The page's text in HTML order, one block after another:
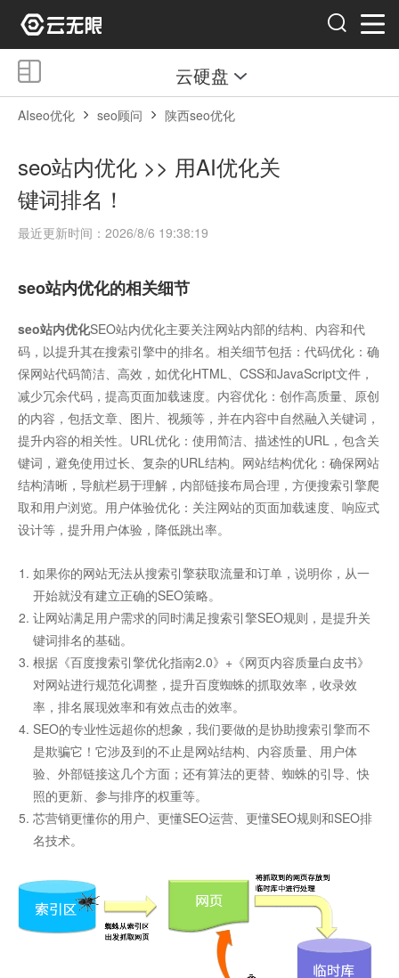
云硬盘
AIseo优化 seo顾问 陕西seo优化
seo站内优化 >> 用AI优化关
键词排名！
最近更新时间：2026/8/6 19:38:19
seo站内优化的相关细节
seo站内优化SEO站内优化主要关注网站内部的结构、内容和代
码，以提升其在搜索引擎中的排名。相关细节包括：代码优化：确
保网站代码简洁、高效，如优化HTML、CSS和JavaScript文件，
减少冗余代码，提高页面加载速度。内容优化：创作高质量、原创
的内容，包括文章、图片、视频等，并在内容中自然融入关键词，
提升内容的相关性。URL优化：使用简洁、描述性的URL，包含关
键词，避免使用过长、复杂的URL结构。网站结构优化：确保网站
结构清晰，导航栏易于理解，内部链接布局合理，方便搜索引擎爬
取和用户浏览。用户体验优化：关注网站的页面加载速度、响应式
设计等，提升用户体验，降低跳出率。
如果你的网站无法从搜索引擎获取流量和订单，说明你，从一
开始就没有建立正确的SEO策略。
让网站满足用户需求的同时满足搜索引擎SEO规则，是提升关
键词排名的基础。
根据《百度搜索引擎优化指南2.0》+《网页内容质量白皮书》
对网站进行规范化调整，提升百度蜘蛛的抓取效率，收录效
率，排名展现效率和有效点击的效率。
SEO的专业性远超你的想象，我们要做的是协助搜索引擎而不
是欺骗它！它涉及到的不止是网站结构、内容质量、用户体
验、外部链接这几个方面；还有算法的更替、蜘蛛的引导、快
照的更新、参与排序的权重等。
芯营销更懂你的用户、更懂SEO运营、更懂SEO规则和SEO排
名技术。